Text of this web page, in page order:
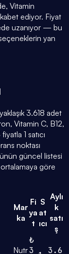
Vitamin
ediyor. Fiyat
uzanıyor — bu
yan
3.618 adet
Vitamin C, B12,
1 satıcı
noktası
güncel listesi
göre
Mar
ka
Fi
ya
t
S
at
ıcı
Aylı
k
satı
ş
Nutr
₺
3
3.6